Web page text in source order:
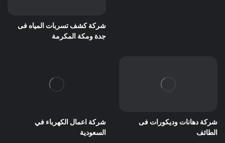
شركة كشف تسربات المياه فى
جدة ومكة المكرمة
شركة دهانات وديكورات فى
الطائف
شركة اعمال الكهرباء في
السعودية